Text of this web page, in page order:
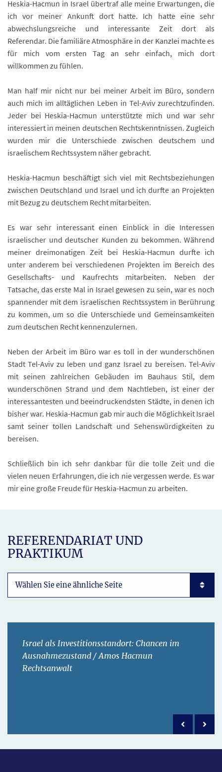
Heskia-Hacmun in Israel übertraf alle meine Erwartungen, die
ich vor meiner Ankunft dort hatte. Ich hatte eine sehr
abwechslungsreiche und interessante Zeit dort als
Referendar. Die familiäre Atmosphäre in der Kanzlei machte es
für mich vom ersten Tag an sehr einfach, mich dort
willkommen zu fühlen.
Man half mir nicht nur bei meiner Arbeit im Büro, sondern
auch mich im alltäglichen Leben in Tel-Aviv zurechtzufinden.
Jeder bei Heskia-Hacmun unterstützte mich und war sehr
interessiert in meinen deutschen Rechtskenntnissen. Zugleich
wurden mir die Unterschiede zwischen deutschem und
israelischem Rechtssystem näher gebracht.
Heskia-Hacmun beschäftigt sich viel mit Rechtsbeziehungen
zwischen Deutschland und Israel und ich durfte an Projekten
mit Bezug zu deutschem Recht mitarbeiten.
Es war sehr interessant einen Einblick in die Interessen
israelischer und deutscher Kunden zu bekommen. Während
meiner dreimonatigen Zeit bei Heskia-Hacmun durfte ich
unter anderem bei verschiedenen Projekten im Bereich des
Gesellschafts- und Kaufrechts mitarbeiten. Neben der
Tatsache, das erste Mal in Israel gewesen zu sein, war es noch
spannender mit dem israelischen Rechtssystem in Berührung
zu kommen, um so die Unterschiede und Gemeinsamkeiten
zum deutschen Recht kennenzulernen.
Neben der Arbeit im Büro war es toll in der wunderschönen
Stadt Tel-Aviv zu leben und ganz Israel zu bereisen. Tel-Aviv
mit seinen zahlreichen Gebäuden im Bauhaus Stil, dem
wunderschönen Strand und dem Nachtleben, ist einer der
interessantesten und beeindruckendsten Städte, in denen ich
bisher war. Heskia-Hacmun gab mir auch die Möglichkeit Israel
samt seiner tollen Landschaft und Sehenswürdigkeiten zu
bereisen.
Schließlich bin ich sehr dankbar für die tolle Zeit und die
vielen neuen Erfahrungen, die ich nie vergessen werde. Es war
mir eine große Freude für Heskia-Hacmun zu arbeiten.
REFERENDARIAT UND
PRAKTIKUM
Israel als Investitionsstandort: Chancen im
Ausnahmezustand / Amos Hacmun
Rechtsanwalt
Previous
Next